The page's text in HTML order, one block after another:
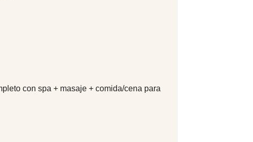
con spa + masaje + comida/cena para